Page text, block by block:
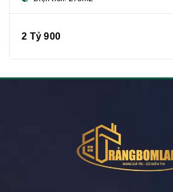
2 Tỷ 900